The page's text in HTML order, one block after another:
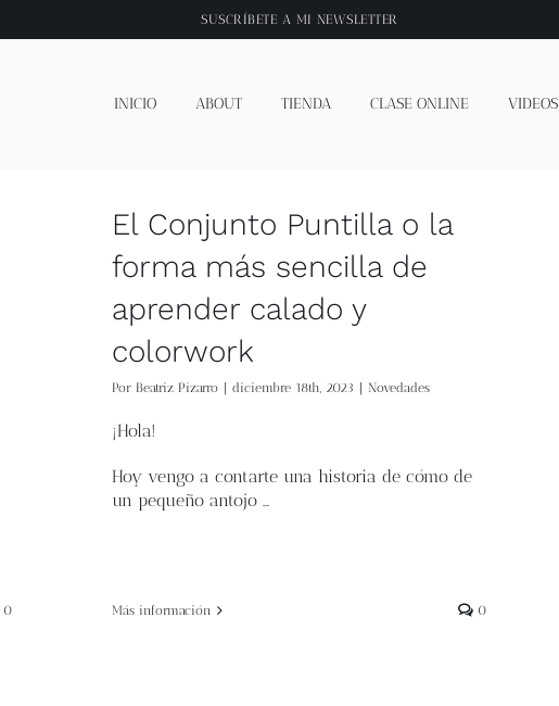
SUSCRÍBETE A MI NEWSLETTER
INICIO ABOUT TIENDA CLASE ONLINE VIDEOS
0
El Conjunto Puntilla o la
forma más sencilla de
aprender calado y
colorwork
Por Beatriz Pizarro diciembre 18th, 2023 Novedades
¡Hola!
Hoy vengo a contarte una historia de cómo de
un pequeño antojo …
Más información 0